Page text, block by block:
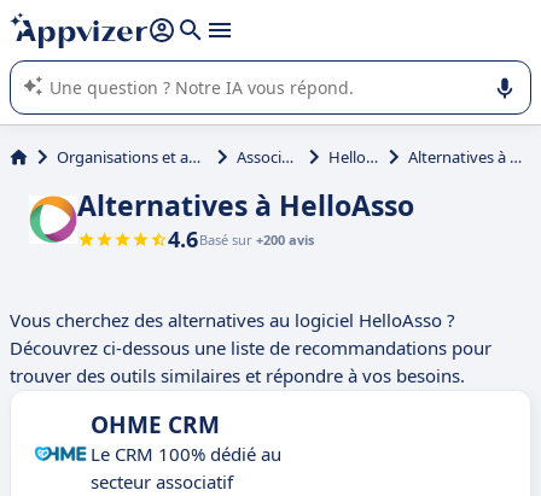
répondre (plusieurs lignes avec
L'IA de Appvizer vous guide dans l'utilisation ou la sélection de
logiciel SaaS en entreprise.
Organisations et associations Associations HelloAsso Alternatives à HelloAsso
Alternatives à HelloAsso
4.6Basé sur +200 avis
Vous cherchez des alternatives au logiciel HelloAsso ?
Découvrez ci-dessous une liste de recommandations pour
trouver des outils similaires et répondre à vos besoins.
OHME CRM
Le CRM 100% dédié au
secteur associatif